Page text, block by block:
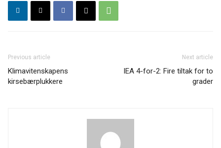
Previous article
Klimavitenskapens
kirsebærplukkere
Next article
IEA 4-for-2: Fire tiltak for to
grader